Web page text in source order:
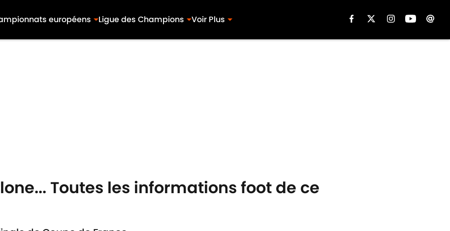
européens Ligue des Champions Voir Plus
Toutes les informations foot de ce